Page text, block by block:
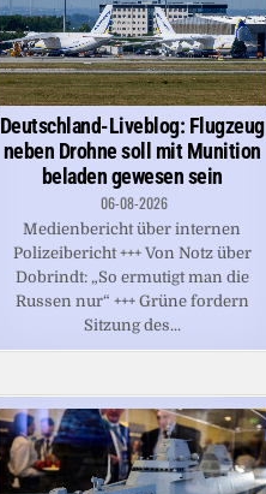
Deutschland-Liveblog: Flugzeug
neben Drohne soll mit Munition
beladen gewesen sein
06-08-2026
Medienbericht über internen
Polizeibericht +++ Von Notz über
Dobrindt: „So ermutigt man die
Russen nur“ +++ Grüne fordern
Sitzung des...